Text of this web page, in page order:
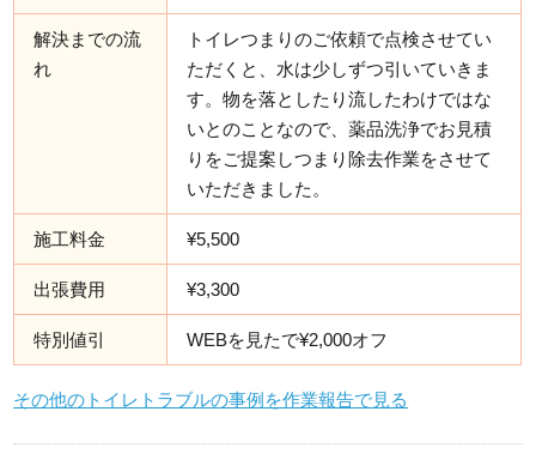
解決までの流
れ
トイレつまりのご依頼で点検させてい
ただくと、水は少しずつ引いていきま
す。物を落としたり流したわけではな
いとのことなので、薬品洗浄でお見積
りをご提案しつまり除去作業をさせて
いただきました。
施工料金 ¥5,500
出張費用 ¥3,300
特別値引 WEBを見たで¥2,000オフ
その他のトイレトラブルの事例を作業報告で見る